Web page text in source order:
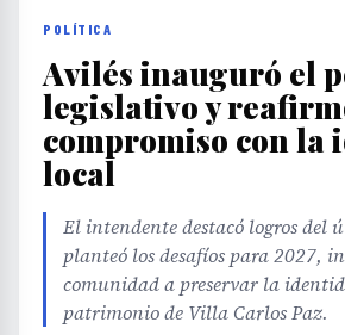
POLÍTICA
Avilés inauguró el
legislativo y
compromiso con la
local
El intendente destacó logros del
planteó los desafíos para 2027,
comunidad a preservar la
patrimonio de Villa Carlos Paz.